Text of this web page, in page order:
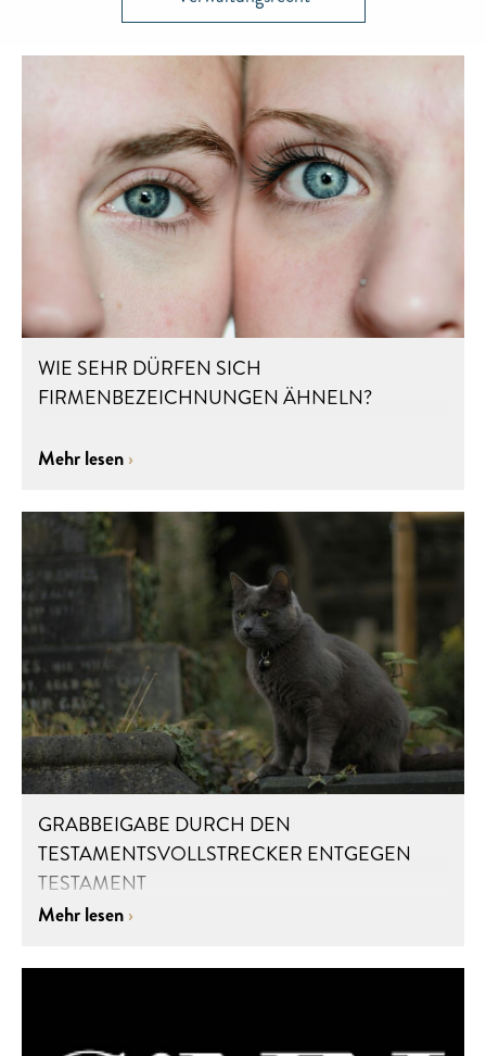
WIE SEHR DÜRFEN SICH
FIRMENBEZEICHNUNGEN ÄHNELN?
Mehr lesen
GRABBEIGABE DURCH DEN
TESTAMENTSVOLLSTRECKER ENTGEGEN
TESTAMENT
Mehr lesen